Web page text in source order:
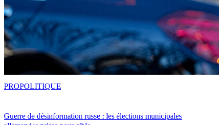
Guerre de désinformation russe : les élections municipales
PROPOLITIQUE